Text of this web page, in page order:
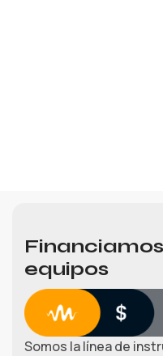
equipos
Somos la línea de